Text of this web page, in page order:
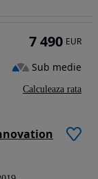
7 490 EUR
Sub medie
Calculeaza rata